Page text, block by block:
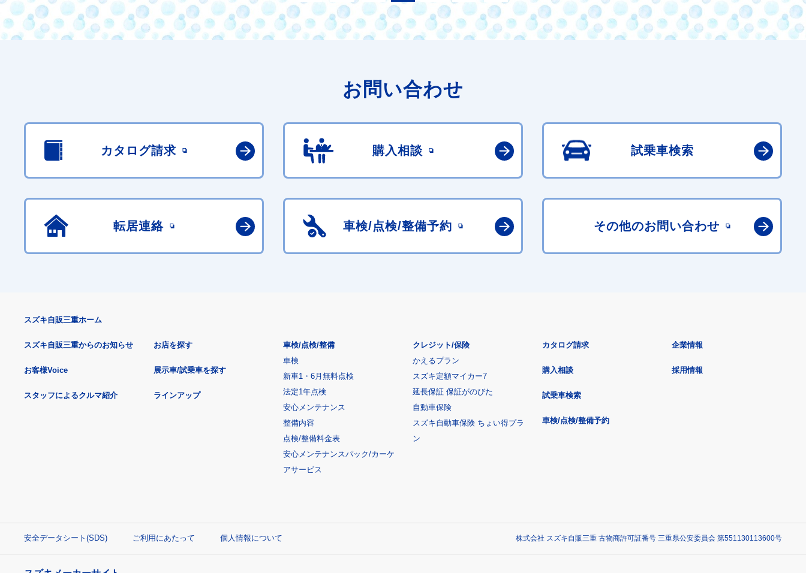
お問い合わせ
カタログ請求 購入相談 試乗車検索
転居連絡 車検/点検/整備予約 その他のお問い合わせ
スズキ自販三重ホーム
スズキ自販三重からのお知らせ
お客様Voice
スタッフによるクルマ紹介
お店を探す
展示車/試乗車を探す
ラインアップ
車検/点検/整備
車検
新車1・6月無料点検
法定1年点検
安心メンテナンス
整備内容
点検/整備料金表
安心メンテナンスパック/カーケ
アサービス
クレジット/保険
かえるプラン
スズキ定額マイカー7
延長保証 保証がのびた
自動車保険
スズキ自動車保険 ちょい得プラ
ン
カタログ請求
購入相談
試乗車検索
車検/点検/整備予約
企業情報
採用情報
安全データシート(SDS) ご利用にあたって 個人情報について 株式会社 スズキ自販三重 古物商許可証番号 三重県公安委員会 第551130113600号